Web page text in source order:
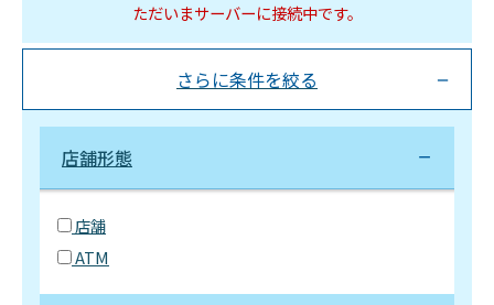
ただいまサーバーに接続中です。
さらに条件を絞る
店舗形態
店舗
ATM